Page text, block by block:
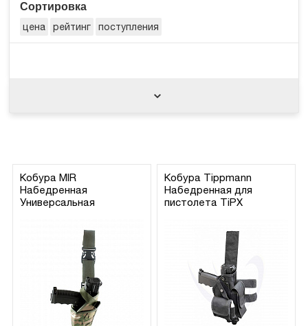
Сортировка
цена рейтинг поступления
Кобура MIR
Набедренная
Универсальная
Кобура Tippmann
Набедренная для
пистолета TiPX